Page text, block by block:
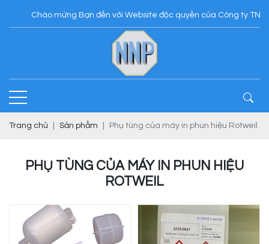
Chào mừng Bạn đến với Website độc quyền của Công ty TNHH
Trang chủ Sản phẩm Phụ tùng của máy in phun hiệu Rotweil
PHỤ TÙNG CỦA MÁY IN PHUN HIỆU
ROTWEIL